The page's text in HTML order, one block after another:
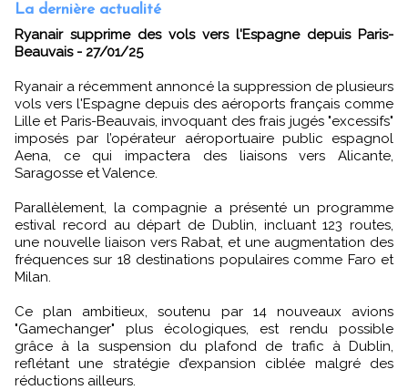
La dernière actualité
Ryanair supprime des vols vers l'Espagne depuis Paris-
Beauvais - 27/01/25
Ryanair a récemment annoncé la suppression de plusieurs
vols vers l'Espagne depuis des aéroports français comme
Lille et Paris-Beauvais, invoquant des frais jugés "excessifs"
imposés par l’opérateur aéroportuaire public espagnol
Aena, ce qui impactera des liaisons vers Alicante,
Saragosse et Valence.
Parallèlement, la compagnie a présenté un programme
estival record au départ de Dublin, incluant 123 routes,
une nouvelle liaison vers Rabat, et une augmentation des
fréquences sur 18 destinations populaires comme Faro et
Milan.
Ce plan ambitieux, soutenu par 14 nouveaux avions
"Gamechanger" plus écologiques, est rendu possible
grâce à la suspension du plafond de trafic à Dublin,
reflétant une stratégie d’expansion ciblée malgré des
réductions ailleurs.